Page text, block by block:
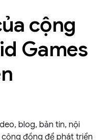
cộng
Games
blog, bản tin, nội
đồng để phát triển